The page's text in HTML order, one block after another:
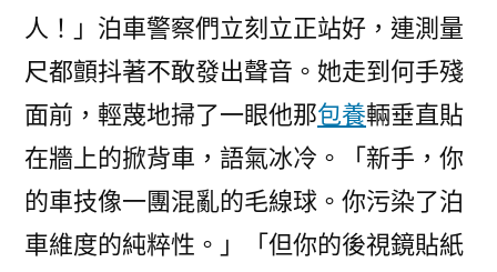
人！」泊車警察們立刻立正站好，連測量
尺都顫抖著不敢發出聲音。她走到何手殘
面前，輕蔑地掃了一眼他那包養輛垂直貼
在牆上的掀背車，語氣冰冷。「新手，你
的車技像一團混亂的毛線球。你污染了泊
車維度的純粹性。」「但你的後視鏡貼紙